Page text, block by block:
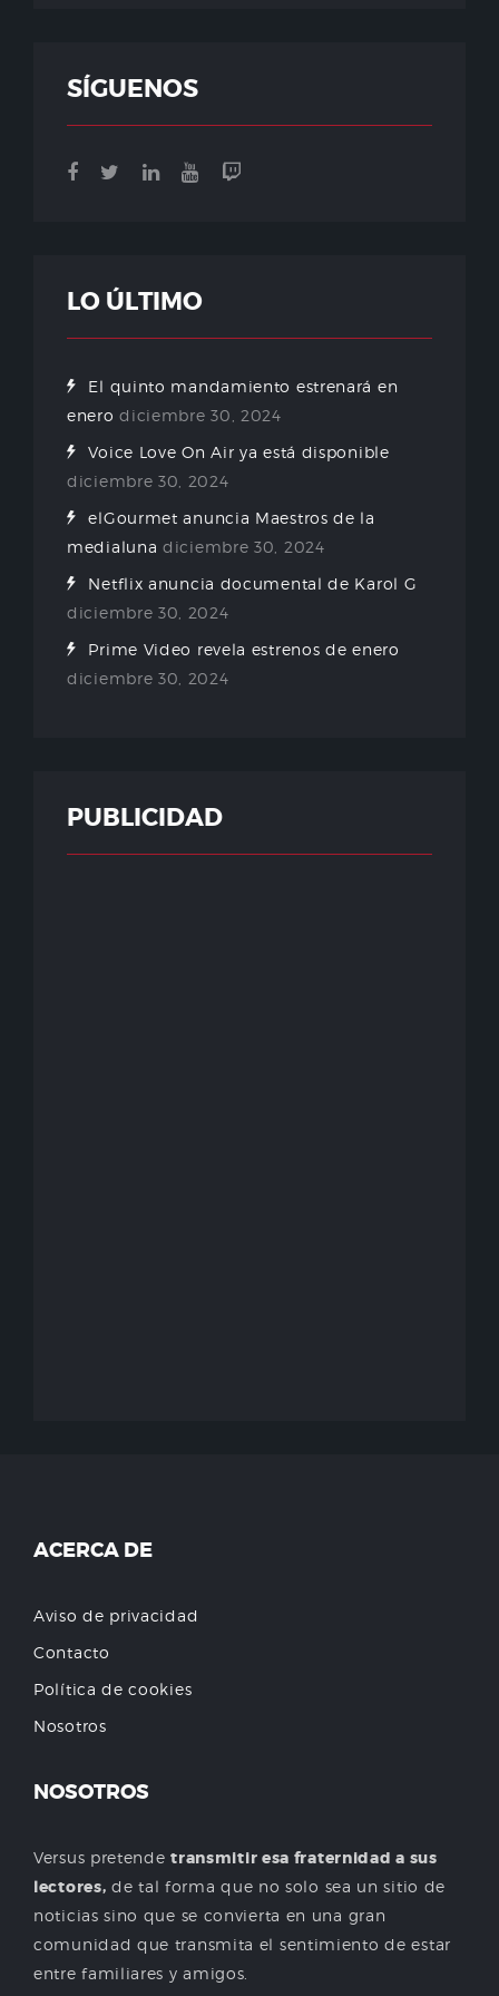
SÍGUENOS
LO ÚLTIMO
El quinto mandamiento estrenará en
enero diciembre 30, 2024
Voice Love On Air ya está disponible
diciembre 30, 2024
elGourmet anuncia Maestros de la
medialuna diciembre 30, 2024
Netflix anuncia documental de Karol G
diciembre 30, 2024
Prime Video revela estrenos de enero
diciembre 30, 2024
PUBLICIDAD
ACERCA DE
Aviso de privacidad
Contacto
Política de cookies
Nosotros
NOSOTROS
Versus pretendetransmitir esa fraternidad a sus
lectores, de tal forma que no solo sea un sitio de
noticias sino que se convierta en una gran
comunidad que transmita el sentimiento de estar
entre familiares y amigos.